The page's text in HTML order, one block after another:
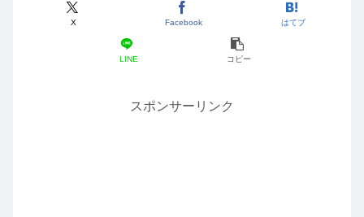
X Facebook はてブ
LINE コピー
スポンサーリンク